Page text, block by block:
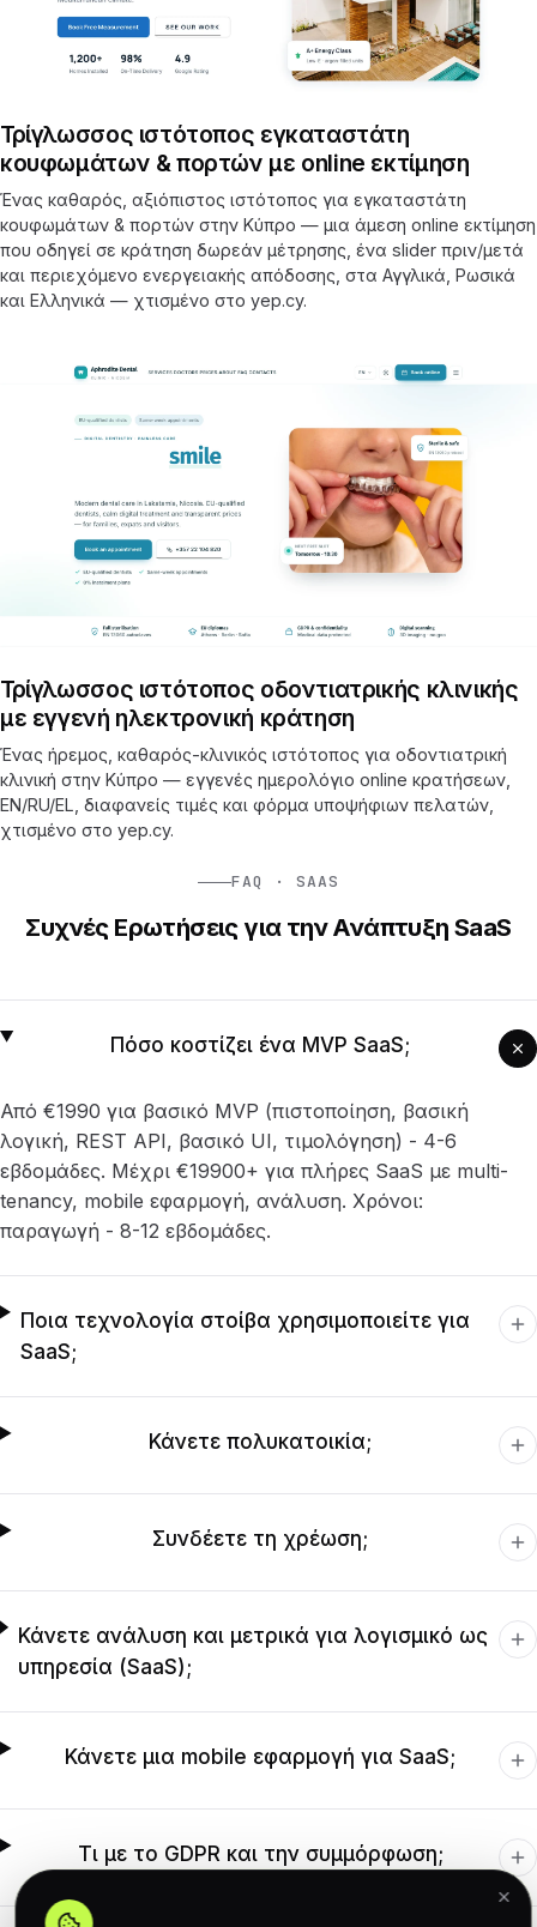
Τρίγλωσσος ιστότοπος εγκαταστάτη
κουφωμάτων & πορτών με online εκτίμηση
Ένας καθαρός, αξιόπιστος ιστότοπος για εγκαταστάτη
κουφωμάτων & πορτών στην Κύπρο — μια άμεση online εκτίμηση
που οδηγεί σε κράτηση δωρεάν μέτρησης, ένα slider πριν/μετά
και περιεχόμενο ενεργειακής απόδοσης, στα Αγγλικά, Ρωσικά
και Ελληνικά — χτισμένο στο yep.cy.
Τρίγλωσσος ιστότοπος οδοντιατρικής κλινικής
με εγγενή ηλεκτρονική κράτηση
Ένας ήρεμος, καθαρός-κλινικός ιστότοπος για οδοντιατρική
κλινική στην Κύπρο — εγγενές ημερολόγιο online κρατήσεων,
EN/RU/EL, διαφανείς τιμές και φόρμα υποψήφιων πελατών,
χτισμένο στο yep.cy.
FAQ · SAAS
Συχνές Ερωτήσεις για την Ανάπτυξη SaaS
Πόσο κοστίζει ένα MVP SaaS;
Από €1990 για βασικό MVP (πιστοποίηση, βασική
λογική, REST API, βασικό UI, τιμολόγηση) - 4-6
εβδομάδες. Μέχρι €19900+ για πλήρες SaaS με multi-
tenancy, mobile εφαρμογή, ανάλυση. Χρόνοι:
παραγωγή - 8-12 εβδομάδες.
Ποια τεχνολογία στοίβα χρησιμοποιείτε για
SaaS;
Κάνετε πολυκατοικία;
Συνδέετε τη χρέωση;
Κάνετε ανάλυση και μετρικά για λογισμικό ως
υπηρεσία (SaaS);
Κάνετε μια mobile εφαρμογή για SaaS;
Τι με το GDPR και την συμμόρφωση;